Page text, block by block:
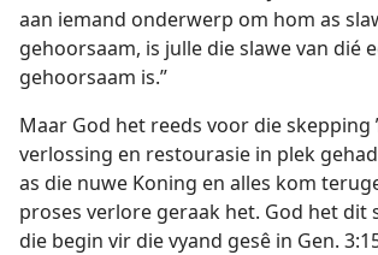
aan iemand onderwerp om hom as
gehoorsaam, is julle die slawe van dié
gehoorsaam is.”
Maar God het reeds voor die skepping
verlossing en restourasie in plek
as die nuwe Koning en alles kom
proses verlore geraak het. God het dit
die begin vir die vyand gesê in Gen.